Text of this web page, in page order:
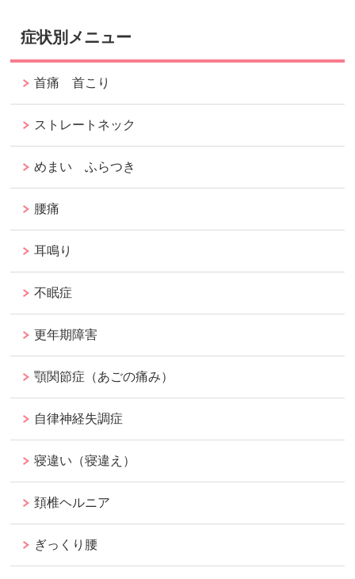
症状別メニュー
首痛 首こり
ストレートネック
めまい ふらつき
腰痛
耳鳴り
不眠症
更年期障害
顎関節症（あごの痛み）
自律神経失調症
寝違い（寝違え）
頚椎ヘルニア
ぎっくり腰